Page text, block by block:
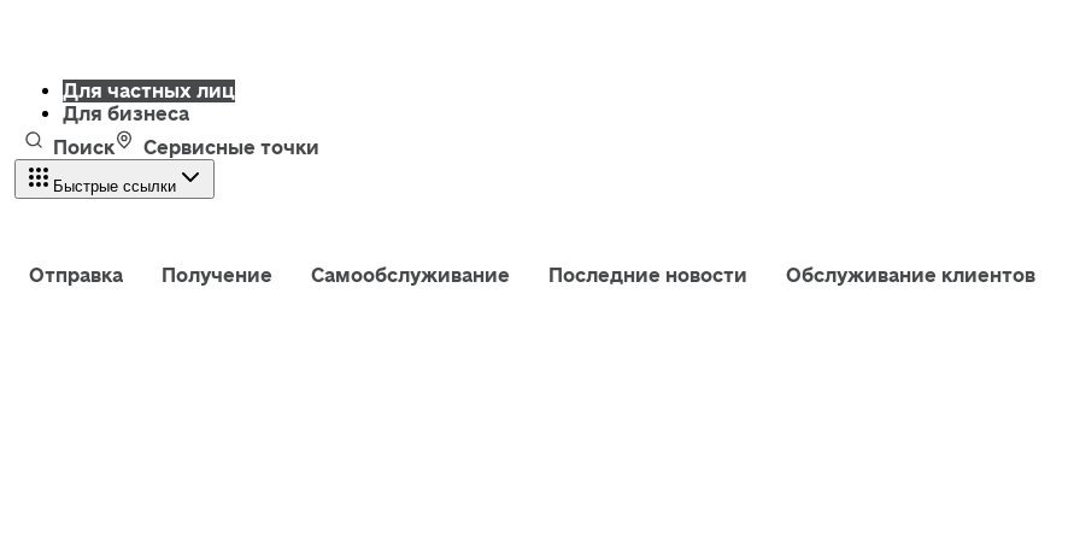
Для частных лиц
Для бизнеса
Поиск
Сервисные точки
Быстрые ссылки
Отправка Получение Самообслуживание Последние новости Обслуживание клиентов